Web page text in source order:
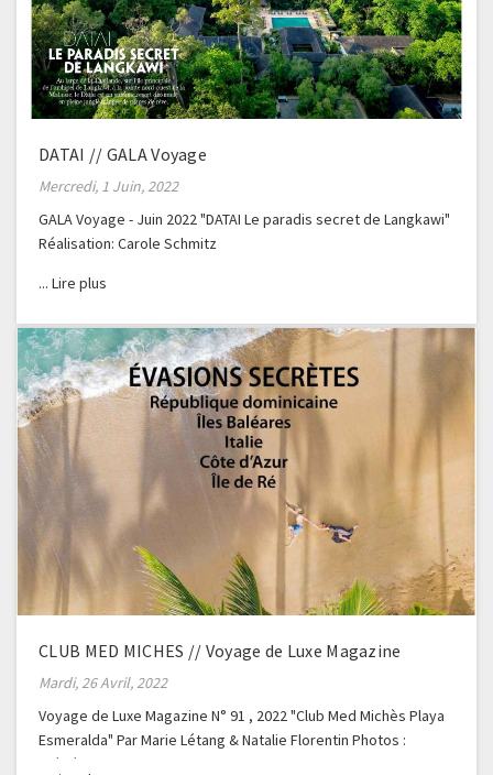
DATAI // GALA Voyage
Mercredi, 1 Juin, 2022
GALA Voyage - Juin 2022 "DATAI Le paradis secret de Langkawi"
Réalisation: Carole Schmitz
CLUB MED MICHES // Voyage de Luxe Magazine
Mardi, 26 Avril, 2022
Voyage de Luxe Magazine N° 91 , 2022 "Club Med Michès Playa
Esmeralda" Par Marie Létang & Natalie Florentin Photos :
Frédéric Ducout